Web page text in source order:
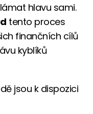
hlavu sami.
tento proces
finančních cílů
kyblíků
jsou k dispozici